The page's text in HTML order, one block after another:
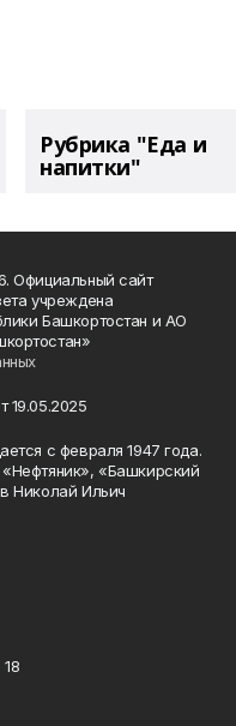
Рубрика "Еда и
напитки"
Официальный сайт
учреждена
Башкортостан и АО
19.05.2025
с февраля 1947 года.
«Башкирский
Николай Ильич